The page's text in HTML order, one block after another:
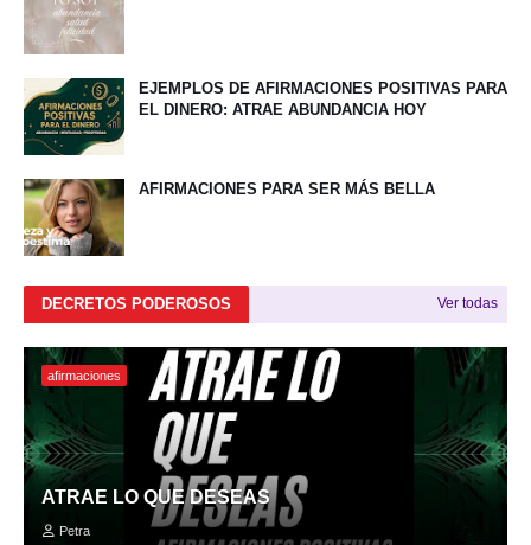
EJEMPLOS DE AFIRMACIONES POSITIVAS PARA
EL DINERO: ATRAE ABUNDANCIA HOY
AFIRMACIONES PARA SER MÁS BELLA
DECRETOS PODEROSOS Ver todas
afirmaciones
ATRAE LO QUE DESEAS
Petra